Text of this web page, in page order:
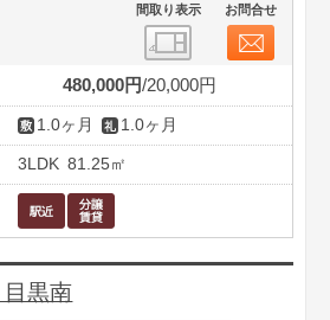
間取り表示 お問合せ
480,000円 20,000円
1.0ヶ月 1.0ヶ月
3LDK 81.25㎡
目黒南